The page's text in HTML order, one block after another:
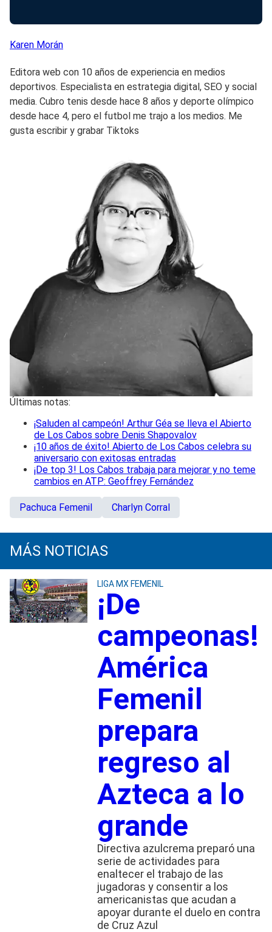
Karen Morán
Editora web con 10 años de experiencia en medios
deportivos. Especialista en estrategia digital, SEO y social
media. Cubro tenis desde hace 8 años y deporte olímpico
desde hace 4, pero el futbol me trajo a los medios. Me
gusta escribir y grabar Tiktoks
Últimas notas:
¡Saluden al campeón! Arthur Géa se lleva el Abierto
de Los Cabos sobre Denis Shapovalov
¡10 años de éxito! Abierto de Los Cabos celebra su
aniversario con exitosas entradas
¡De top 3! Los Cabos trabaja para mejorar y no teme
cambios en ATP: Geoffrey Fernández
Pachuca Femenil Charlyn Corral
MÁS NOTICIAS
LIGA MX FEMENIL
¡De
campeonas!
América
Femenil
prepara
regreso al
Azteca a lo
grande
Directiva azulcrema preparó una
serie de actividades para
enaltecer el trabajo de las
jugadoras y consentir a los
americanistas que acudan a
apoyar durante el duelo en contra
de Cruz Azul